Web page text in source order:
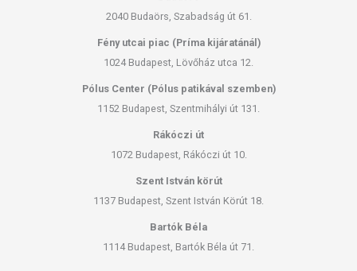
2040 Budaörs, Szabadság út 61.
Fény utcai piac (Príma kijáratánál)
1024 Budapest, Lövőház utca 12.
Pólus Center (Pólus patikával szemben)
1152 Budapest, Szentmihályi út 131.
Rákóczi út
1072 Budapest, Rákóczi út 10.
Szent István körút
1137 Budapest, Szent István Körút 18.
Bartók Béla
1114 Budapest, Bartók Béla út 71.